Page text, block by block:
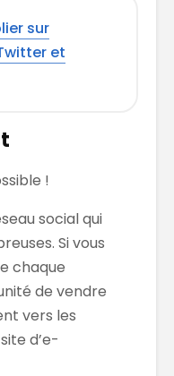
sur
et
!
social qui
Si vous
chaque
de vendre
vers les
d’e-